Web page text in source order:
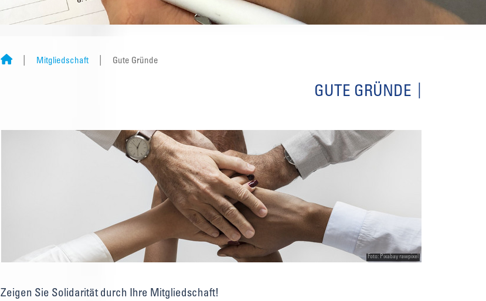
Mitgliedschaft Gute Gründe
GUTE GRÜNDE
Foto: Pixabay rawpixel
Zeigen Sie Solidarität durch Ihre Mitgliedschaft!